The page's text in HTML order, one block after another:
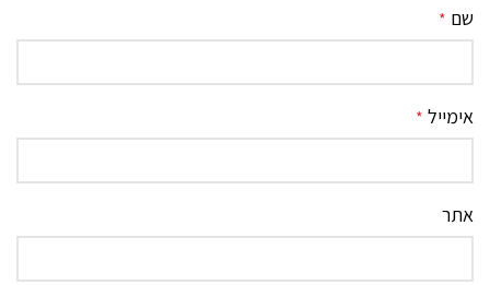
שם *
אימייל *
אתר